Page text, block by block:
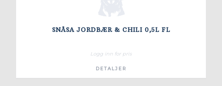
SNÅSA JORDBÆR & CHILI 0,5L FL
Logg inn for pris
DETALJER